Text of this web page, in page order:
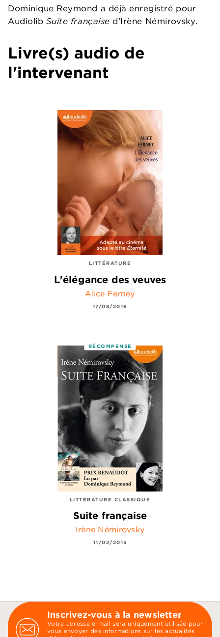
Dominique Reymond a déjà enregistré pour
Audiolib Suite française d’Irène Némirovsky.
Livre(s) audio de
l'intervenant
LITTÉRATURE
L'élégance des veuves
Alice Ferney
17/08/2016
RÉCOMPENSÉ
LITTÉRATURE CLASSIQUE
Suite française
Irène Némirovsky
11/02/2015
Inscrivez-vous à la newsletter
Votre adresse e-mail sera uniquement utilisée pour
vous envoyer des informations sur les actualités